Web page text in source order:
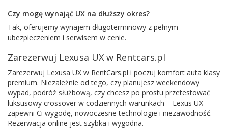
Czy mogę wynająć UX na dłuższy okres?
Tak, oferujemy wynajem długoterminowy z pełnym
ubezpieczeniem i serwisem w cenie.
Zarezerwuj Lexusa UX w Rentcars.pl
Zarezerwuj Lexusa UX w RentCars.pl i poczuj komfort auta klasy
premium. Niezależnie od tego, czy planujesz weekendowy
wypad, podróż służbową, czy chcesz po prostu przetestować
luksusowy crossover w codziennych warunkach – Lexus UX
zapewni Ci wygodę, nowoczesne technologie i niezawodność.
Rezerwacja online jest szybka i wygodna.